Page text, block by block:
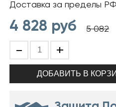
Доставка за пределы
4 828 руб 5 082
- +